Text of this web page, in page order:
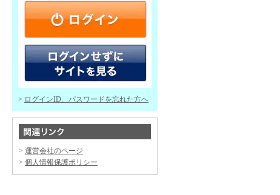
ログインID、パスワードを忘れた方へ
運営会社のページ
個人情報保護ポリシー